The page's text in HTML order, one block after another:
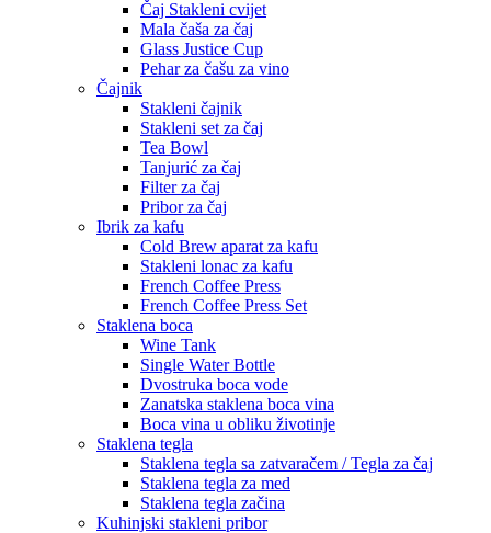
Čaj Stakleni cvijet
Mala čaša za čaj
Glass Justice Cup
Pehar za čašu za vino
Čajnik
Stakleni čajnik
Stakleni set za čaj
Tea Bowl
Tanjurić za čaj
Filter za čaj
Pribor za čaj
Ibrik za kafu
Cold Brew aparat za kafu
Stakleni lonac za kafu
French Coffee Press
French Coffee Press Set
Staklena boca
Wine Tank
Single Water Bottle
Dvostruka boca vode
Zanatska staklena boca vina
Boca vina u obliku životinje
Staklena tegla
Staklena tegla sa zatvaračem / Tegla za čaj
Staklena tegla za med
Staklena tegla začina
Kuhinjski stakleni pribor